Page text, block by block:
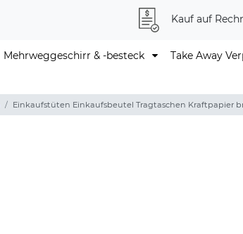
Kauf auf
Mehrweggeschirr & -besteck Take Away
Einkaufstüten Einkaufsbeutel Tragtaschen Kraftpapier